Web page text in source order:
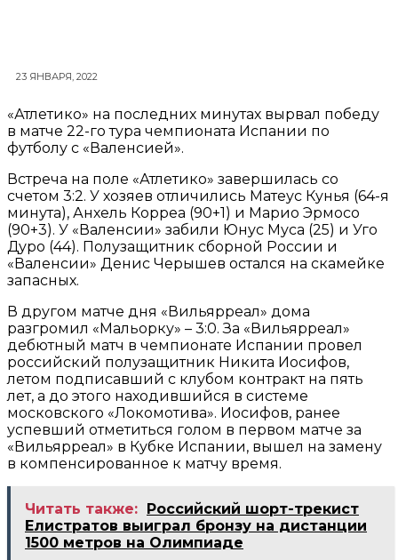
23 ЯНВАРЯ, 2022
«Атлетико» на последних минутах вырвал победу
в матче 22-го тура чемпионата Испании по
футболу с «Валенсией».
Встреча на поле «Атлетико» завершилась со
счетом 3:2. У хозяев отличились Матеус Кунья (64-я
минута), Анхель Корреа (90+1) и Марио Эрмосо
(90+3). У «Валенсии» забили Юнус Муса (25) и Уго
Дуро (44). Полузащитник сборной России и
«Валенсии» Денис Черышев остался на скамейке
запасных.
В другом матче дня «Вильярреал» дома
разгромил «Мальорку» – 3:0. За «Вильярреал»
дебютный матч в чемпионате Испании провел
российский полузащитник Никита Иосифов,
летом подписавший с клубом контракт на пять
лет, а до этого находившийся в системе
московского «Локомотива». Иосифов, ранее
успевший отметиться голом в первом матче за
«Вильярреал» в Кубке Испании, вышел на замену
в компенсированное к матчу время.
Читать также: Российский шорт-трекист
Елистратов выиграл бронзу на дистанции
1500 метров на Олимпиаде